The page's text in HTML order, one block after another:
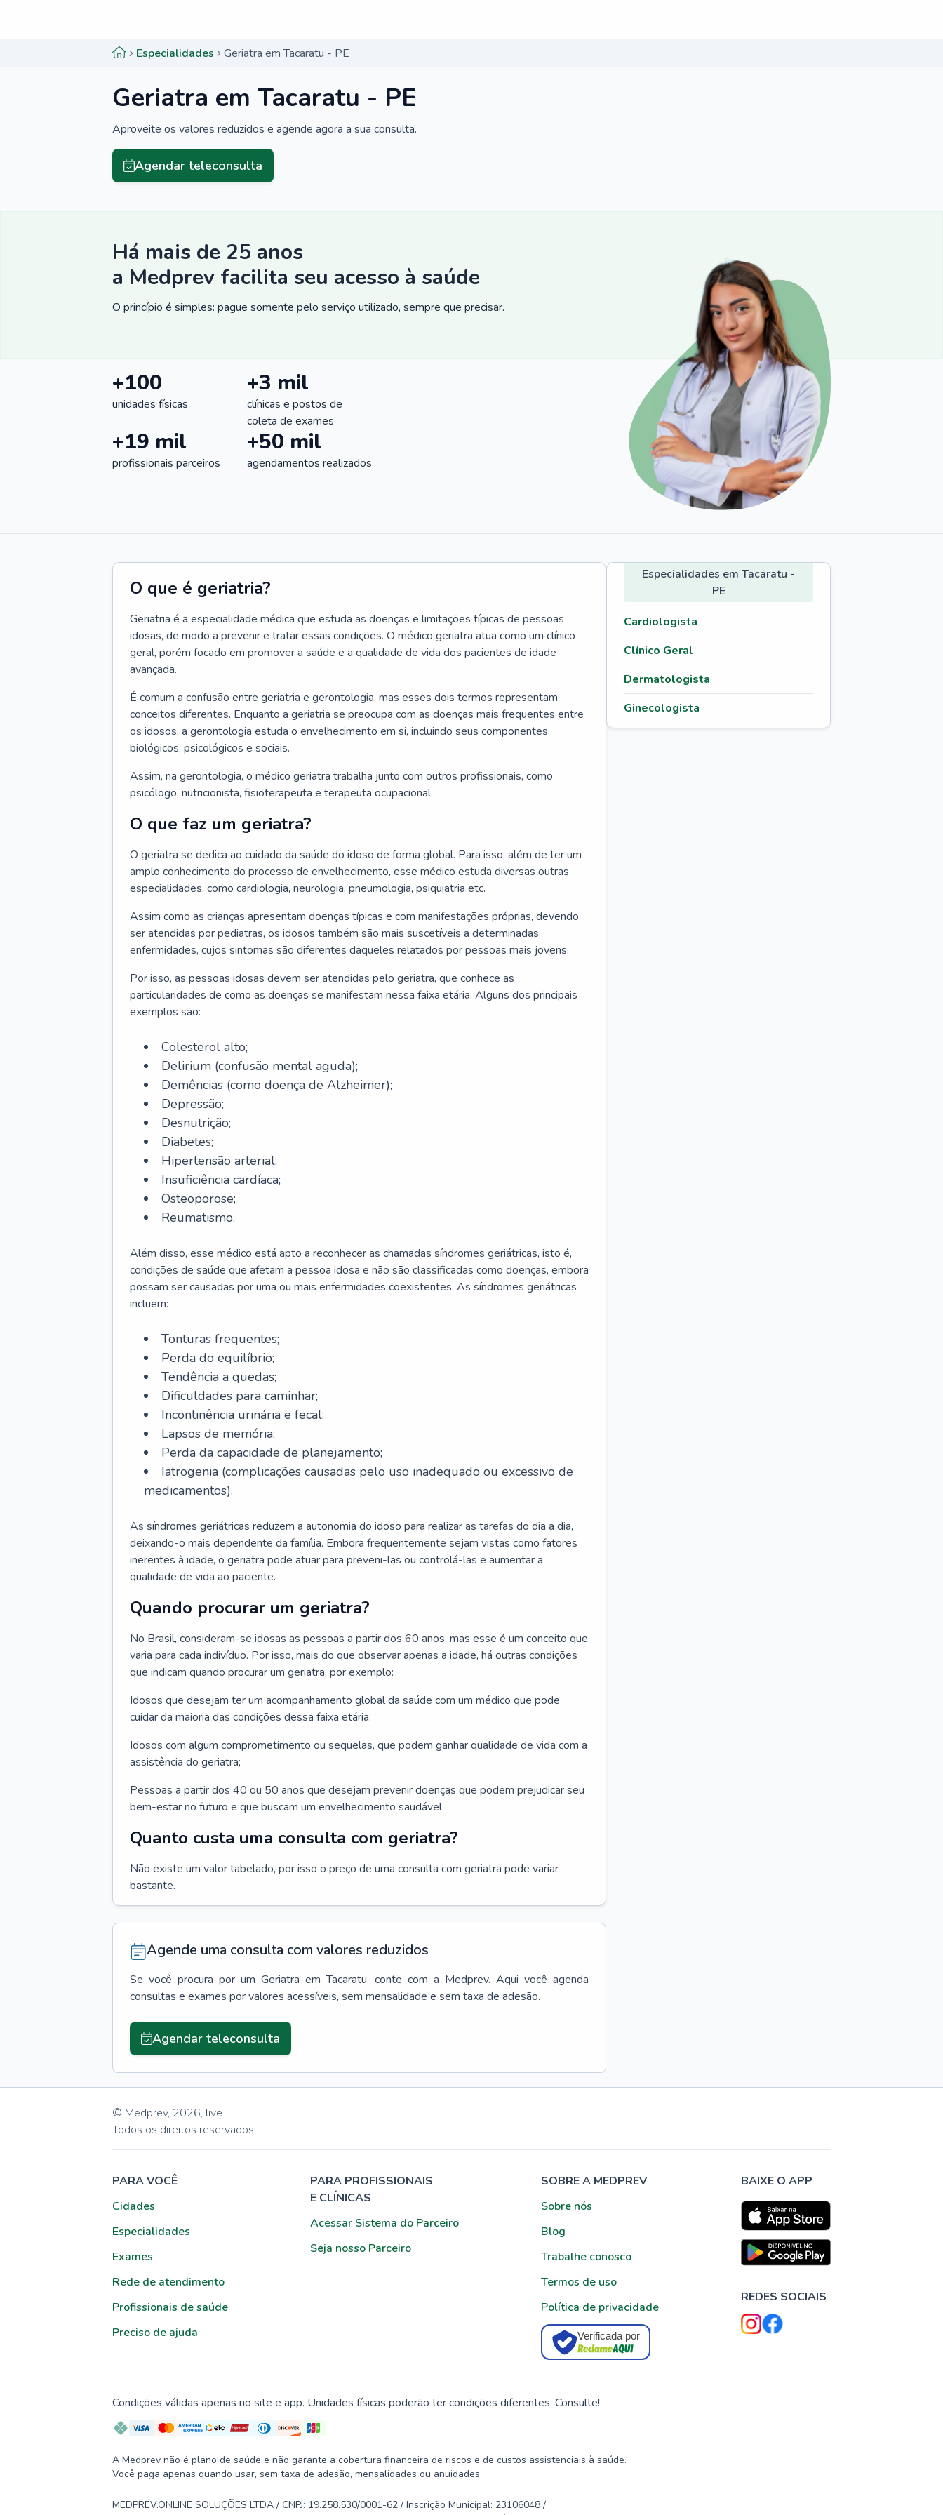
Especialidades Geriatra em Tacaratu - PE
Geriatra em Tacaratu - PE
Aproveite os valores reduzidos e agende agora a sua consulta.
Agendar teleconsulta
Há mais de 25 anos
a Medprev facilita seu acesso à saúde
O princípio é simples: pague somente pelo serviço utilizado, sempre que precisar.
+100
unidades físicas
+3 mil
clínicas e postos de
coleta de exames
+19 mil
profissionais parceiros
+50 mil
agendamentos realizados
O que é geriatria?
Geriatria é a especialidade médica que estuda as doenças e limitações típicas de pessoas
idosas, de modo a prevenir e tratar essas condições. O médico geriatra atua como um clínico
geral, porém focado em promover a saúde e a qualidade de vida dos pacientes de idade
avançada.
É comum a confusão entre geriatria e gerontologia, mas esses dois termos representam
conceitos diferentes. Enquanto a geriatria se preocupa com as doenças mais frequentes entre
os idosos, a gerontologia estuda o envelhecimento em si, incluindo seus componentes
biológicos, psicológicos e sociais.
Assim, na gerontologia, o médico geriatra trabalha junto com outros profissionais, como
psicólogo, nutricionista, fisioterapeuta e terapeuta ocupacional.
O que faz um geriatra?
O geriatra se dedica ao cuidado da saúde do idoso de forma global. Para isso, além de ter um
amplo conhecimento do processo de envelhecimento, esse médico estuda diversas outras
especialidades, como cardiologia, neurologia, pneumologia, psiquiatria etc.
Assim como as crianças apresentam doenças típicas e com manifestações próprias, devendo
ser atendidas por pediatras, os idosos também são mais suscetíveis a determinadas
enfermidades, cujos sintomas são diferentes daqueles relatados por pessoas mais jovens.
Por isso, as pessoas idosas devem ser atendidas pelo geriatra, que conhece as
particularidades de como as doenças se manifestam nessa faixa etária. Alguns dos principais
exemplos são:
Colesterol alto;
Delirium (confusão mental aguda);
Demências (como doença de Alzheimer);
Depressão;
Desnutrição;
Diabetes;
Hipertensão arterial;
Insuficiência cardíaca;
Osteoporose;
Reumatismo.
Além disso, esse médico está apto a reconhecer as chamadas síndromes geriátricas, isto é,
condições de saúde que afetam a pessoa idosa e não são classificadas como doenças, embora
possam ser causadas por uma ou mais enfermidades coexistentes. As síndromes geriátricas
incluem:
Tonturas frequentes;
Perda do equilíbrio;
Tendência a quedas;
Dificuldades para caminhar;
Incontinência urinária e fecal;
Lapsos de memória;
Perda da capacidade de planejamento;
Iatrogenia (complicações causadas pelo uso inadequado ou excessivo de
medicamentos).
As síndromes geriátricas reduzem a autonomia do idoso para realizar as tarefas do dia a dia,
deixando-o mais dependente da família. Embora frequentemente sejam vistas como fatores
inerentes à idade, o geriatra pode atuar para preveni-las ou controlá-las e aumentar a
qualidade de vida ao paciente.
Quando procurar um geriatra?
No Brasil, consideram-se idosas as pessoas a partir dos 60 anos, mas esse é um conceito que
varia para cada indivíduo. Por isso, mais do que observar apenas a idade, há outras condições
que indicam quando procurar um geriatra, por exemplo:
Idosos que desejam ter um acompanhamento global da saúde com um médico que pode
cuidar da maioria das condições dessa faixa etária;
Idosos com algum comprometimento ou sequelas, que podem ganhar qualidade de vida com a
assistência do geriatra;
Pessoas a partir dos 40 ou 50 anos que desejam prevenir doenças que podem prejudicar seu
bem-estar no futuro e que buscam um envelhecimento saudável.
Quanto custa uma consulta com geriatra?
Não existe um valor tabelado, por isso o preço de uma consulta com geriatra pode variar
bastante.
Agende uma consulta com valores reduzidos
Se você procura por um Geriatra em Tacaratu, conte com a Medprev. Aqui você agenda
consultas e exames por valores acessíveis, sem mensalidade e sem taxa de adesão.
Agendar teleconsulta
Especialidades em Tacaratu -
PE
Cardiologista
Clínico Geral
Dermatologista
Ginecologista
© Medprev, 2026, live
Todos os direitos reservados
PARA VOCÊ
Cidades
Especialidades
Exames
Rede de atendimento
Profissionais de saúde
Preciso de ajuda
PARA PROFISSIONAIS
E CLÍNICAS
Acessar Sistema do Parceiro
Seja nosso Parceiro
SOBRE A MEDPREV
Sobre nós
Blog
Trabalhe conosco
Termos de uso
Política de privacidade
Verificada por
BAIXE O APP
REDES SOCIAIS
Condições válidas apenas no site e app. Unidades físicas poderão ter condições diferentes. Consulte!
A Medprev não é plano de saúde e não garante a cobertura financeira de riscos e de custos assistenciais à saúde.
Você paga apenas quando usar, sem taxa de adesão, mensalidades ou anuidades.
MEDPREV.ONLINE SOLUÇÕES LTDA / CNPJ: 19.258.530/0001-62 / Inscrição Municipal: 23106048 /